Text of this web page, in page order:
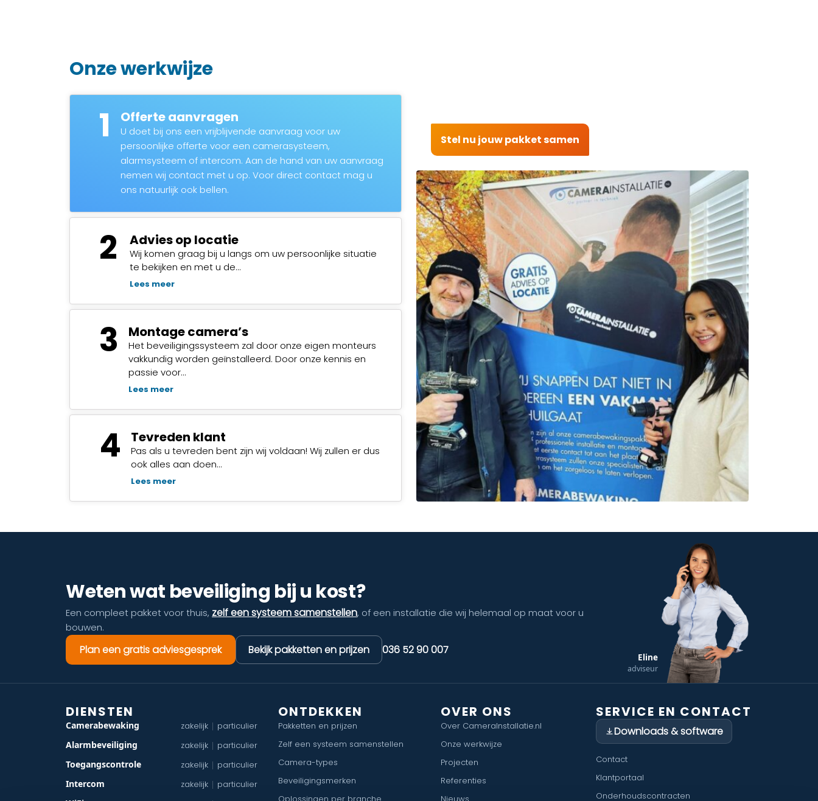
Onze werkwijze
1 Offerte aanvragen
U doet bij ons een vrijblijvende aanvraag voor uw
persoonlijke offerte voor een camerasysteem,
alarmsysteem of intercom. Aan de hand van uw aanvraag
nemen wij contact met u op. Voor direct contact mag u
ons natuurlijk ook bellen.
2 Advies op locatie
Wij komen graag bij u langs om uw persoonlijke situatie
te bekijken en met u de…
Lees meer
3 Montage camera’s
Het beveiligingssysteem zal door onze eigen monteurs
vakkundig worden geïnstalleerd. Door onze kennis en
passie voor…
Lees meer
4 Tevreden klant
Pas als u tevreden bent zijn wij voldaan! Wij zullen er dus
ook alles aan doen…
Lees meer
Stel nu jouw pakket samen
Weten wat beveiliging bij u kost?
Een compleet pakket voor thuis, zelf een systeem samenstellen, of een installatie die wij helemaal op maat voor u
bouwen.
Plan een gratis adviesgesprek Bekijk pakketten en prijzen 036 52 90 007
Eline
adviseur
DIENSTEN
Camerabewaking zakelijk | particulier
Alarmbeveiliging
zakelijk | particulier
Toegangscontrole
zakelijk | particulier
Intercom
zakelijk | particulier
ONTDEKKEN
Pakketten en prijzen
Zelf een systeem samenstellen
Camera-types
Beveiligingsmerken
OVER ONS
Over CameraInstallatie.nl
Onze werkwijze
Projecten
Referenties
SERVICE EN CONTACT
Downloads & software
Contact
Klantportaal
Onderhoudscontracten